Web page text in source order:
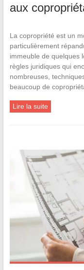
aux
La copropriété est un
particulièrement
immeuble de quelques
règles juridiques qui
nombreuses,
beaucoup de
Lire la suite